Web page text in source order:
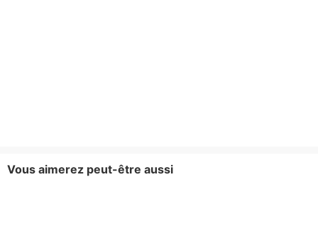
Vous aimerez peut-être aussi